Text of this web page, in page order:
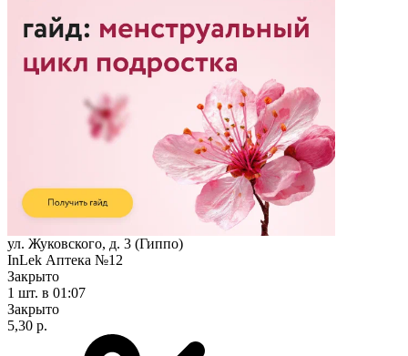
ул. Жуковского, д. 3 (Гиппо)
InLek Аптека №12
Закрыто
1 шт. в 01:07
Закрыто
5,30 р.